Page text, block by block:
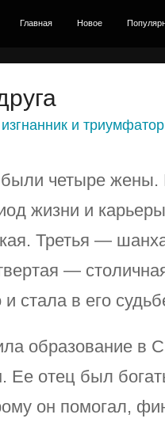
Главная Новое
и триумфатор
четыре
жизни и
Третья —
—
стала в его
образование в
Ее отец был
он помогал,